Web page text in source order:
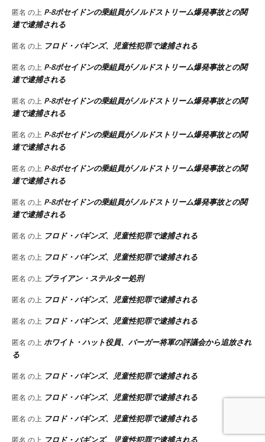
匿名 の上 P-8ポセイドンの乗組員がノルドストリーム爆発事故との関
連で逮捕される
匿名 の上 フロド・バギンズ、児童性犯罪で逮捕される
匿名 の上 P-8ポセイドンの乗組員がノルドストリーム爆発事故との関
連で逮捕される
匿名 の上 P-8ポセイドンの乗組員がノルドストリーム爆発事故との関
連で逮捕される
匿名 の上 P-8ポセイドンの乗組員がノルドストリーム爆発事故との関
連で逮捕される
匿名 の上 P-8ポセイドンの乗組員がノルドストリーム爆発事故との関
連で逮捕される
匿名 の上 P-8ポセイドンの乗組員がノルドストリーム爆発事故との関
連で逮捕される
匿名 の上 フロド・バギンズ、児童性犯罪で逮捕される
匿名 の上 フロド・バギンズ、児童性犯罪で逮捕される
匿名 の上 ブライアン・ステルター処刑
匿名 の上 フロド・バギンズ、児童性犯罪で逮捕される
匿名 の上 フロド・バギンズ、児童性犯罪で逮捕される
匿名 の上 ホワイト・ハット役員、バーガー将軍の評議会から追放され
る
匿名 の上 フロド・バギンズ、児童性犯罪で逮捕される
匿名 の上 フロド・バギンズ、児童性犯罪で逮捕される
匿名 の上 フロド・バギンズ、児童性犯罪で逮捕される
フロド・バギンズ、児童性犯罪で逮捕される